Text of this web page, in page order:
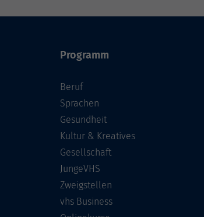
Programm
Beruf
Sprachen
Gesundheit
Kultur & Kreatives
Gesellschaft
JungeVHS
Zweigstellen
vhs Business